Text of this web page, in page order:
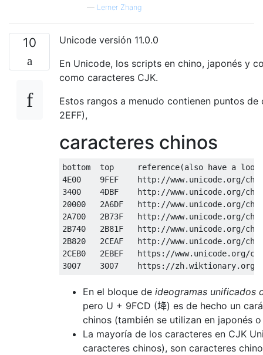
— Lerner Zhang
10
Unicode versión 11.0.0
En Unicode, los scripts en chino, japonés y
como caracteres CJK.
Estos rangos a menudo contienen puntos
2EFF),
caracteres chinos
bottom  top     reference(also have a
4E00    9FEF    http://www.unicode.org/
3400    4DBF    http://www.unicode.org/
20000   2A6DF   http://www.unicode.org/
2A700   2B73F   http://www.unicode.org/
2B740   2B81F   http://www.unicode.org/
2B820   2CEAF   http://www.unicode.org/
2CEB0   2EBEF   https://www.unicode.org/
En el bloque de ideogramas unificados
pero U + 9FCD (鿍) es de hecho un
chinos (también se utilizan en japonés
La mayoría de los caracteres en CJK
caracteres chinos), son caracteres